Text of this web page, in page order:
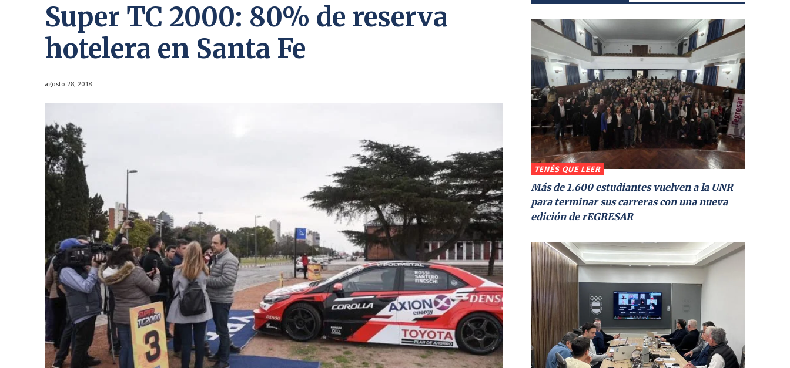
Super TC 2000: 80% de reserva
hotelera en Santa Fe
agosto 28, 2018
TENÉS QUE LEER
Más de 1.600 estudiantes vuelven a la UNR
para terminar sus carreras con una nueva
edición de rEGRESAR